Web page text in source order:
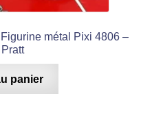
métal Pixi 4806 –
panier